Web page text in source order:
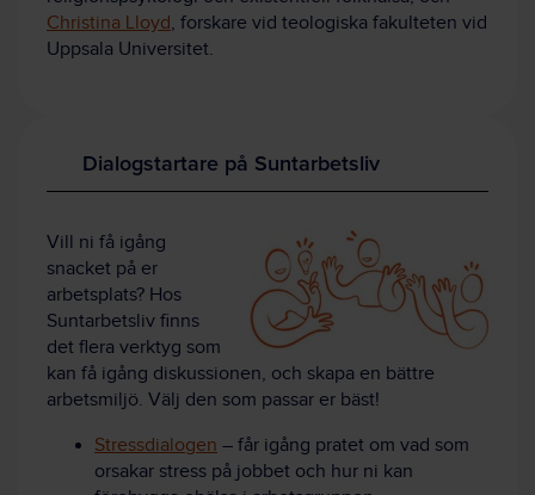
Christina Lloyd, forskare vid teologiska fakulteten vid
Uppsala Universitet.
Dialogstartare på Suntarbetsliv
Vill ni få igång
snacket på er
arbetsplats? Hos
Suntarbetsliv finns
det flera verktyg som
kan få igång diskussionen, och skapa en bättre
arbetsmiljö. Välj den som passar er bäst!
Stressdialogen – får igång pratet om vad som
orsakar stress på jobbet och hur ni kan